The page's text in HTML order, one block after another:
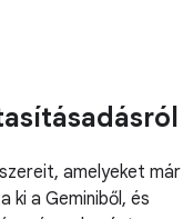
amelyeket már
ki a Geminiből, és